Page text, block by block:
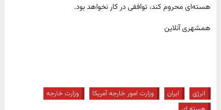
هسته‌ای محروم کند، توافقی در کار نخواهد بود.
همشهری آنلاین
انرژی ایران وزارت امور خارجه آمریکا
وزارت خارجه